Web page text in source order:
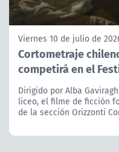
Viernes 10 de julio de
Cortometraje
competirá en el
Dirigido por Alba
liceo, el filme de ficción
de la sección Orizzonti